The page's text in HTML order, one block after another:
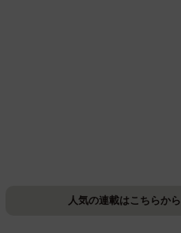
人気の連載はこちらから